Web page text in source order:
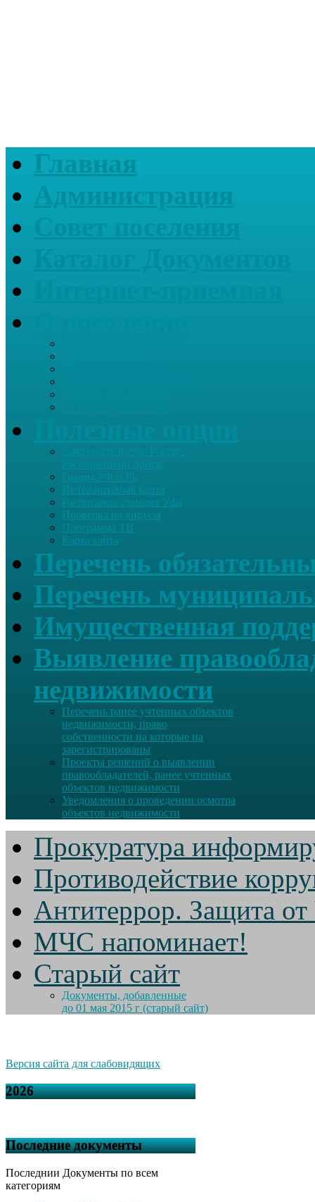
Главная
Администрация
Гимны РФ и РБ
Интерактивная карта
Расписание станция Уфа
Проверка на вирусы
Программа ТВ
Карта сайта
Перечень
Перечень
Имущественная
Выявление
недвижимости
Перечень ранее учтенных объектов
недвижимости, право
собственности на которые на
зарегистрированы
Проекты решений о выявлении
правообладателей, ранее учтенных
объектов недвижимости
Уведомления о проведении осмотра
объектов недвижимости
Прокуратура
Противодействие
Антитеррор. Защита
МЧС напоминает!
Старый сайт
Документы, добавленные
до 01 мая 2015 г (старый сайт)
Версия сайта для слабовидящих
2026
Последние документы
Последнии Документы по всем
категориям